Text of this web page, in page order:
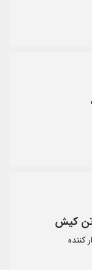
کیش
کننده